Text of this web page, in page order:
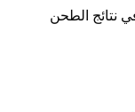
نتائج الطحن